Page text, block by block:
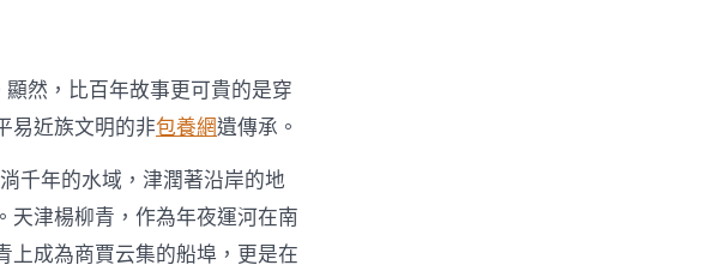
然，比百年故事更可貴的是穿
易近族文明的非包養網遺傳承。
千年的水域，津潤著沿岸的地
天津楊柳青，作為年夜運河在南
上成為商賈云集的船埠，更是在